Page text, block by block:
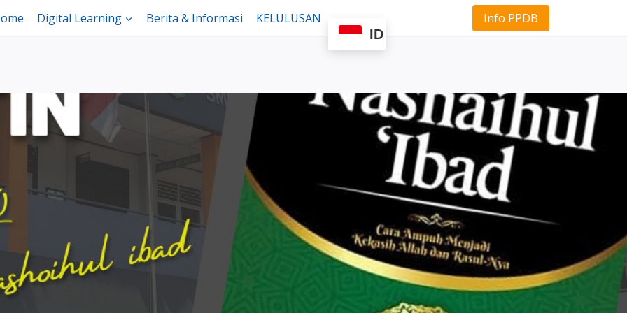
Digital Learning Berita & Informasi
KELULUSAN
ID
Info PPDB